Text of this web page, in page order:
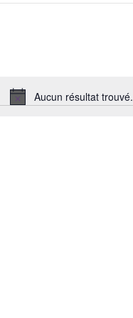
Notice
Aucun résultat trouvé.